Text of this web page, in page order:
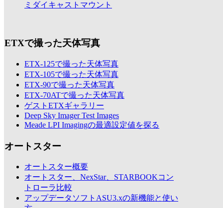
ミダイキャストマウント
ETXで撮った天体写真
ETX-125で撮った天体写真
ETX-105で撮った天体写真
ETX-90で撮った天体写真
ETX-70ATで撮った天体写真
ゲストETXギャラリー
Deep Sky Imager Test Images
Meade LPI Imagingの最適設定値を探る
オートスター
オートスター概要
オートスター、NexStar、STARBOOKコン
トローラ比較
アップデータソフトASU3.xの新機能と使い